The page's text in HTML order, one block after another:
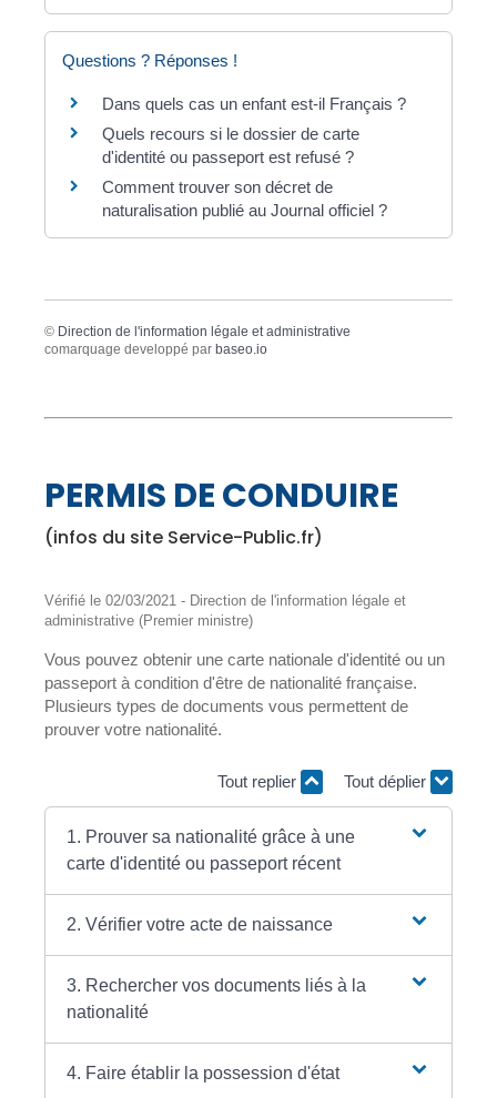
Questions ? Réponses !
Dans quels cas un enfant est-il Français ?
Quels recours si le dossier de carte
d'identité ou passeport est refusé ?
Comment trouver son décret de
naturalisation publié au Journal officiel ?
© Direction de l'information légale et administrative
comarquage developpé par baseo.io
PERMIS DE CONDUIRE
(infos du site Service-Public.fr)
Vérifié le 02/03/2021 - Direction de l'information légale et
administrative (Premier ministre)
Vous pouvez obtenir une carte nationale d'identité ou un
passeport à condition d'être de nationalité française.
Plusieurs types de documents vous permettent de
prouver votre nationalité.
Tout replier Tout déplier
1. Prouver sa nationalité grâce à une
carte d'identité ou passeport récent
2. Vérifier votre acte de naissance
3. Rechercher vos documents liés à la
nationalité
4. Faire établir la possession d'état